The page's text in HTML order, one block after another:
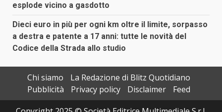
esplode vicino a gasdotto
Dieci euro in più per ogni km oltre il limite, sorpasso
a destra e patente a 17 anni: tutte le novità del
Codice della Strada allo studio
Chi siamo
La Redazione di Blitz Quotidiano
Pubblicità
Privacy policy Disclaimer
Feed